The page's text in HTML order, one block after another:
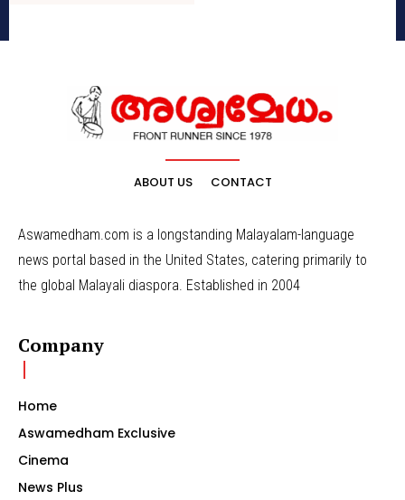
ABOUT US CONTACT
Aswamedham.com is a longstanding Malayalam-language
news portal based in the United States, catering primarily to
the global Malayali diaspora. Established in 2004
Company
Home
Aswamedham Exclusive
Cinema
News Plus